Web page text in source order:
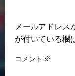
メールアドレス
が付いている欄
コメント ※